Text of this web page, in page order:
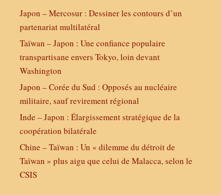
Japon – Mercosur : Dessiner les contours d’un
partenariat multilatéral
Taïwan – Japon : Une confiance populaire
transpartisane envers Tokyo, loin devant
Washington
Japon – Corée du Sud : Opposés au nucléaire
militaire, sauf revirement régional
Inde – Japon : Élargissement stratégique de la
coopération bilatérale
Chine – Taïwan : Un « dilemme du détroit de
Taïwan » plus aigu que celui de Malacca, selon le
CSIS